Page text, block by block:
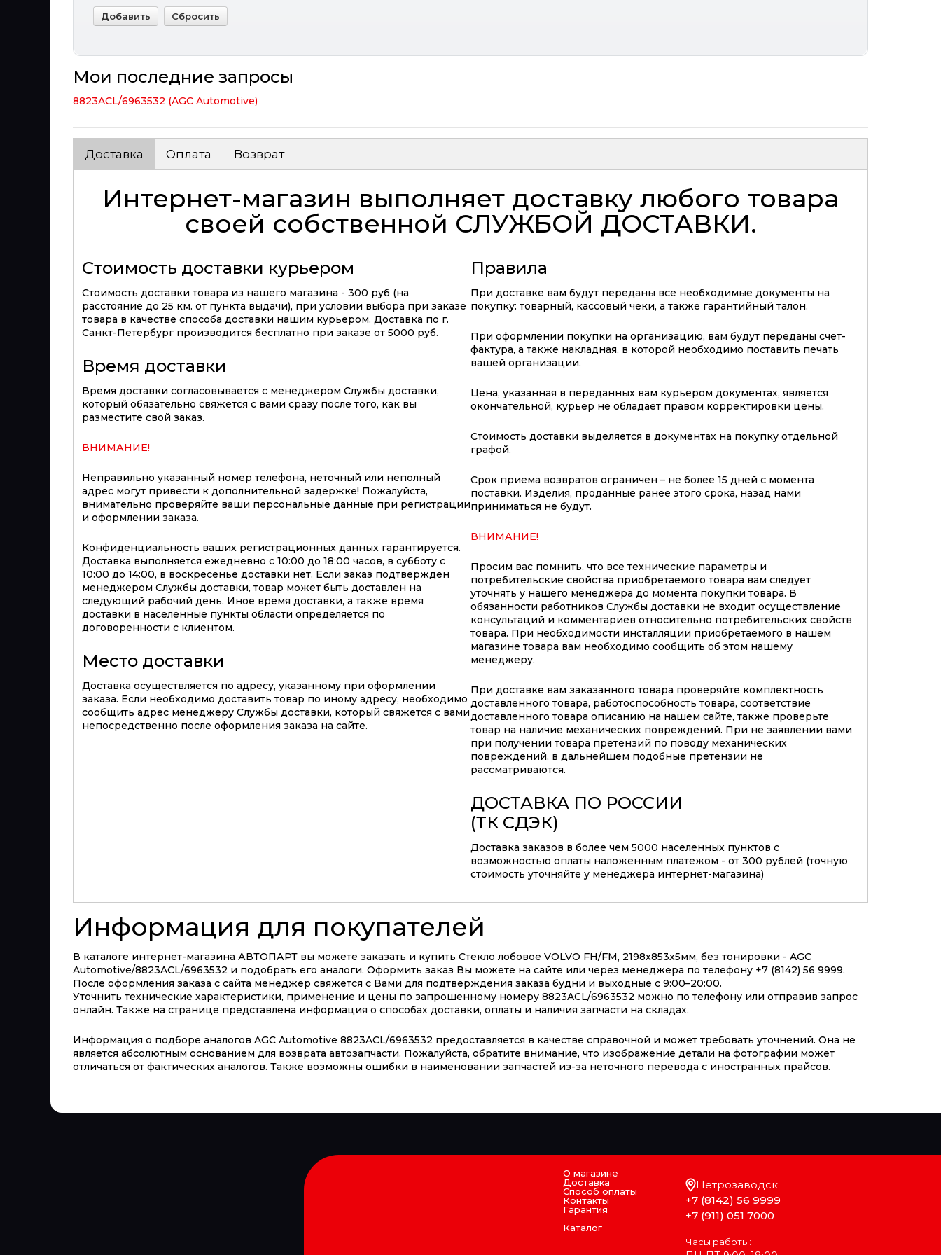
Мои последние запросы
8823ACL/6963532 (AGC Automotive)
Доставка Оплата Возврат
Интернет-магазин выполняет доставку любого товара
своей собственной СЛУЖБОЙ ДОСТАВКИ.
Стоимость доставки курьером
Стоимость доставки товара из нашего магазина - 300 руб (на
расстояние до 25 км. от пункта выдачи), при условии выбора при заказе
товара в качестве способа доставки нашим курьером. Доставка по г.
Санкт-Петербург производится бесплатно при заказе от 5000 руб.
Время доставки
Время доставки согласовывается с менеджером Службы доставки,
который обязательно свяжется с вами сразу после того, как вы
разместите свой заказ.
ВНИМАНИЕ!
Неправильно указанный номер телефона, неточный или неполный
адрес могут привести к дополнительной задержке! Пожалуйста,
внимательно проверяйте ваши персональные данные при регистрации
и оформлении заказа.
Конфиденциальность ваших регистрационных данных гарантируется.
Доставка выполняется ежедневно с 10:00 до 18:00 часов, в субботу с
10:00 до 14:00, в воскресенье доставки нет. Если заказ подтвержден
менеджером Службы доставки, товар может быть доставлен на
следующий рабочий день. Иное время доставки, а также время
доставки в населенные пункты области определяется по
договоренности с клиентом.
Место доставки
Доставка осуществляется по адресу, указанному при оформлении
заказа. Если необходимо доставить товар по иному адресу, необходимо
сообщить адрес менеджеру Службы доставки, который свяжется с вами
непосредственно после оформления заказа на сайте.
Правила
При доставке вам будут переданы все необходимые документы на
покупку: товарный, кассовый чеки, а также гарантийный талон.
При оформлении покупки на организацию, вам будут переданы счет-
фактура, а также накладная, в которой необходимо поставить печать
вашей организации.
Цена, указанная в переданных вам курьером документах, является
окончательной, курьер не обладает правом корректировки цены.
Стоимость доставки выделяется в документах на покупку отдельной
графой.
Срок приема возвратов ограничен – не более 15 дней с момента
поставки. Изделия, проданные ранее этого срока, назад нами
приниматься не будут.
ВНИМАНИЕ!
Просим вас помнить, что все технические параметры и
потребительские свойства приобретаемого товара вам следует
уточнять у нашего менеджера до момента покупки товара. В
обязанности работников Службы доставки не входит осуществление
консультаций и комментариев относительно потребительских свойств
товара. При необходимости инсталляции приобретаемого в нашем
магазине товара вам необходимо сообщить об этом нашему
менеджеру.
При доставке вам заказанного товара проверяйте комплектность
доставленного товара, работоспособность товара, соответствие
доставленного товара описанию на нашем сайте, также проверьте
товар на наличие механических повреждений. При не заявлении вами
при получении товара претензий по поводу механических
повреждений, в дальнейшем подобные претензии не
рассматриваются.
ДОСТАВКА ПО РОССИИ
(ТК СДЭК)
Доставка заказов в более чем 5000 населенных пунктов с
возможностью оплаты наложенным платежом - от 300 рублей (точную
стоимость уточняйте у менеджера интернет-магазина)
Информация для покупателей
В каталоге интернет-магазина АВТОПАРТ вы можете заказать и купить Стекло лобовое VOLVO FH/FM, 2198х853х5мм, без тонировки - AGC
Automotive/8823ACL/6963532 и подобрать его аналоги. Оформить заказ Вы можете на сайте или через менеджера по телефону +7 (8142) 56 9999.
После оформления заказа с сайта менеджер свяжется с Вами для подтверждения заказа будни и выходные с 9:00–20:00.
Уточнить технические характеристики, применение и цены по запрошенному номеру 8823ACL/6963532 можно по телефону или отправив запрос
онлайн. Также на странице представлена информация о способах доставки, оплаты и наличия запчасти на складах.
Информация о подборе аналогов AGC Automotive 8823ACL/6963532 предоставляется в качестве справочной и может требовать уточнений. Она не
является абсолютным основанием для возврата автозапчасти. Пожалуйста, обратите внимание, что изображение детали на фотографии может
отличаться от фактических аналогов. Также возможны ошибки в наименовании запчастей из-за неточного перевода с иностранных прайсов.
О магазине
Доставка
Способ оплаты
Контакты
Гарантия
Каталог
Петрозаводск
+7 (8142) 56 9999
+7 (911) 051 7000
Часы работы: